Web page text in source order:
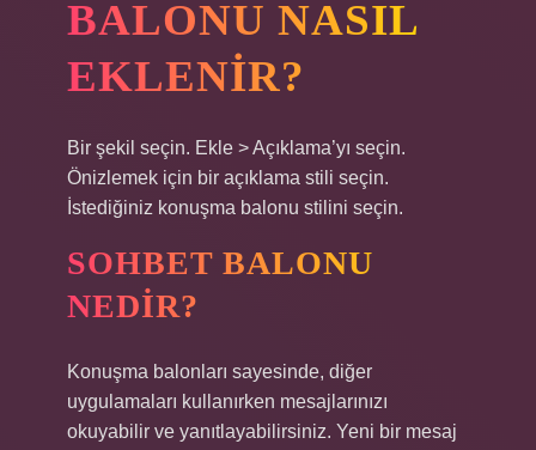
BALONU NASIL
EKLENIR?
Bir şekil seçin. Ekle > Açıklama’yı seçin.
Önizlemek için bir açıklama stili seçin.
İstediğiniz konuşma balonu stilini seçin.
SOHBET BALONU
NEDIR?
Konuşma balonları sayesinde, diğer
uygulamaları kullanırken mesajlarınızı
okuyabilir ve yanıtlayabilirsiniz. Yeni bir mesaj